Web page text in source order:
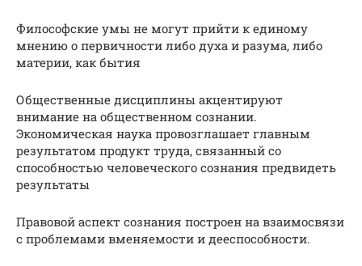
Философские умы не могут прийти к единому
мнению о первичности либо духа и разума, либо
материи, как бытия
Общественные дисциплины акцентируют
внимание на общественном сознании.
Экономическая наука провозглашает главным
результатом продукт труда, связанный со
способностью человеческого сознания предвидеть
результаты
Правовой аспект сознания построен на взаимосвязи
с проблемами вменяемости и дееспособности.